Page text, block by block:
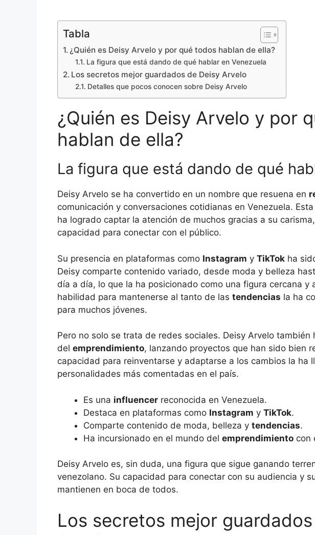
Tabla
¿Quién es Deisy Arvelo y por qué todos hablan de ella?
La figura que está dando de qué hablar en Venezuela
Los secretos mejor guardados de Deisy Arvelo
Detalles que pocos conocen sobre Deisy Arvelo
¿Quién es Deisy Arvelo y por
hablan de ella?
La figura que está dando de qué
Deisy Arvelo se ha convertido en un nombre que resuena en
comunicación y conversaciones cotidianas en Venezuela. Esta
ha logrado captar la atención de muchos gracias a su
capacidad para conectar con el público.
Su presencia en plataformas como Instagram y TikTok ha
Deisy comparte contenido variado, desde moda y belleza
día a día, lo que la ha posicionado como una figura cercana y
habilidad para mantenerse al tanto de las tendencias la ha
para muchos jóvenes.
Pero no solo se trata de redes sociales. Deisy Arvelo
del emprendimiento, lanzando proyectos que han sido bien
capacidad para reinventarse y adaptarse a los cambios la ha
personalidades más comentadas en el país.
Es una influencer reconocida en Venezuela.
Destaca en plataformas como Instagram y TikTok.
Comparte contenido de moda, belleza y tendencias.
Ha incursionado en el mundo del emprendimiento con
Deisy Arvelo es, sin duda, una figura que sigue ganando
venezolano. Su capacidad para conectar con su audiencia y
mantienen en boca de todos.
Los secretos mejor